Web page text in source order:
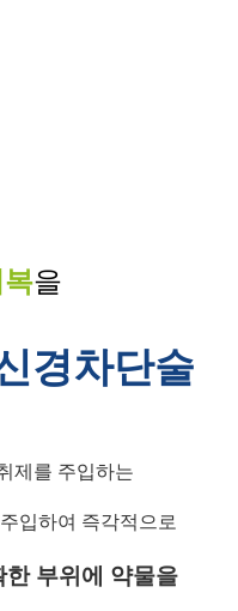
을
경차단술
제를 주입하는
입하여 즉각적으로
한 부위에 약물을